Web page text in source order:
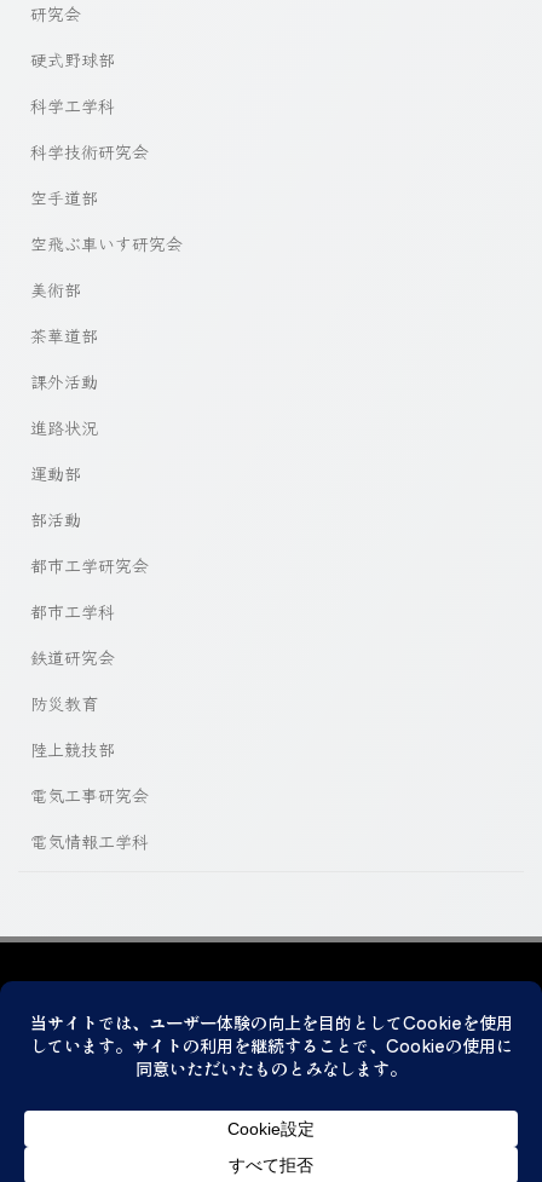
研究会
硬式野球部
科学工学科
科学技術研究会
空手道部
空飛ぶ車いす研究会
美術部
茶華道部
課外活動
進路状況
運動部
部活動
都市工学研究会
都市工学科
鉄道研究会
防災教育
陸上競技部
電気工事研究会
電気情報工学科
© 2026 神戸市立科学技術高等学校